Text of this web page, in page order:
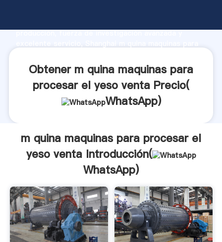
producción, fuerza de investigación avanzada y
aporta valores a todos los clientes.
Obtener m quina maquinas para
procesar el yeso venta Precio(
WhatsApp)
m quina maquinas para procesar el
yeso venta Introducción(
WhatsApp)